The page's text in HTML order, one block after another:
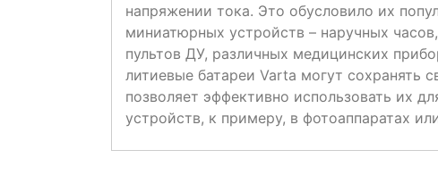
напряжении тока. Это обусловило их
миниатюрных устройств – наручных
пультов ДУ, различных медицинских
литиевые батареи Varta могут сохранять
позволяет эффективно использовать их
устройств, к примеру, в фотоаппаратах